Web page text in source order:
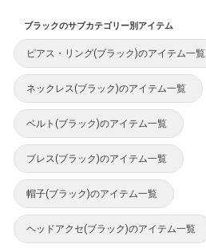
ブラックのサブカテゴリー別アイテム
ピアス・リング(ブラック)のアイテム一覧
ネックレス(ブラック)のアイテム一覧
ベルト(ブラック)のアイテム一覧
ブレス(ブラック)のアイテム一覧
帽子(ブラック)のアイテム一覧
ヘッドアクセ(ブラック)のアイテム一覧